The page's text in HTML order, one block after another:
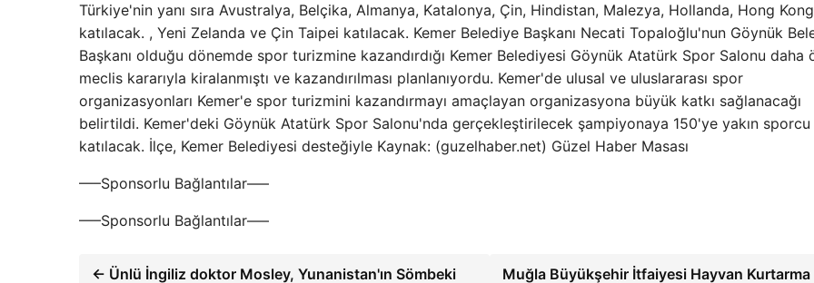
Türkiye'nin yanı sıra Avustralya, Belçika, Almanya, Katalonya, Çin, Hindistan, Malezya, Hollanda, Hong
katılacak. , Yeni Zelanda ve Çin Taipei katılacak. Kemer Belediye Başkanı Necati Topaloğlu'nun Göynük
Başkanı olduğu dönemde spor turizmine kazandırdığı Kemer Belediyesi Göynük Atatürk Spor Salonu daha
meclis kararıyla kiralanmıştı ve kazandırılması planlanıyordu. Kemer'de ulusal ve uluslararası spor
organizasyonları Kemer'e spor turizmini kazandırmayı amaçlayan organizasyona büyük katkı sağlanacağı
belirtildi. Kemer'deki Göynük Atatürk Spor Salonu'nda gerçekleştirilecek şampiyonaya 150'ye yakın sporcu
katılacak. İlçe, Kemer Belediyesi desteğiyle Kaynak: (guzelhaber.net) Güzel Haber Masası
—–Sponsorlu Bağlantılar—–
—–Sponsorlu Bağlantılar—–
← Ünlü İngiliz doktor Mosley, Yunanistan'ın Sömbeki
Muğla Büyükşehir İtfaiyesi Hayvan Kurtarma